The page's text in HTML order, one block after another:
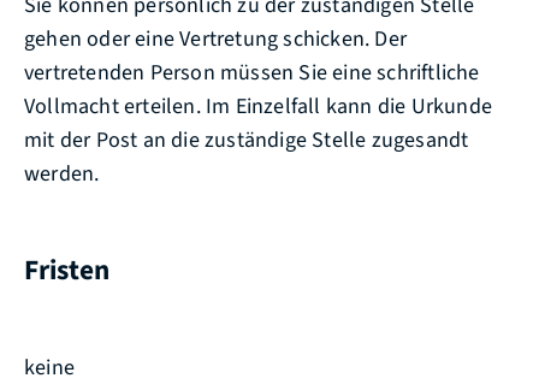
gehen oder eine Vertretung schicken. Der
vertretenden Person müssen Sie eine schriftliche
Vollmacht erteilen. Im Einzelfall kann die Urkunde
mit der Post an die zuständige Stelle zugesandt
werden.
Fristen
keine